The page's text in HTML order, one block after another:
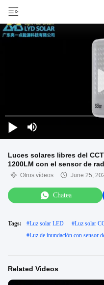
Luces solares libres del
1200LM con el sensor de
Otros vídeos June 25,
Chatea
Tags: #Luz solar LED #Luz solar
#Luz de inundación con sensor
Related Videos